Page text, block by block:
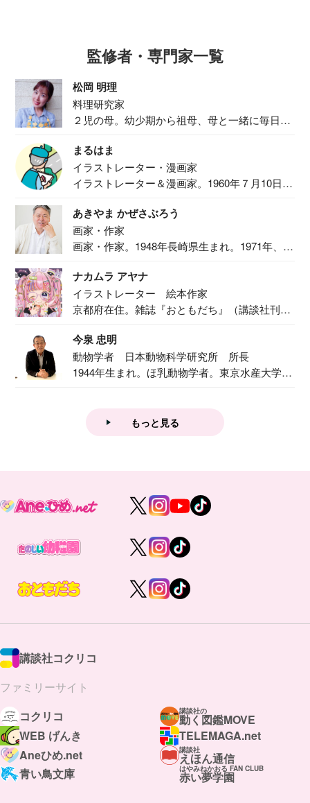
監修者・専門家一覧
松岡 明理
料理研究家
２児の母。幼少期から祖母、母と一緒に毎日の
まるはま
イラストレーター・漫画家
イラストレーター＆漫画家。1960年７月10日生
あきやま かぜさぶろう
画家・作家
画家・作家。1948年長崎県生まれ。1971年、
ナカムラ アヤナ
イラストレーター 絵本作家
京都府在住。雑誌『おともだち』（講談社刊）
今泉 忠明
動物学者 日本動物科学研究所 所長
1944年生まれ。ほ乳動物学者。東京水産大学卒
もっと見る
講談社コクリコ
ファミリーサイト
コクリコ
講談社の
動く図鑑MOVE
WEB げんき
TELEMAGA.net
Aneひめ.net
講談社
えほん通信
青い鳥文庫
はやみねかおる FAN CLUB
赤い夢学園